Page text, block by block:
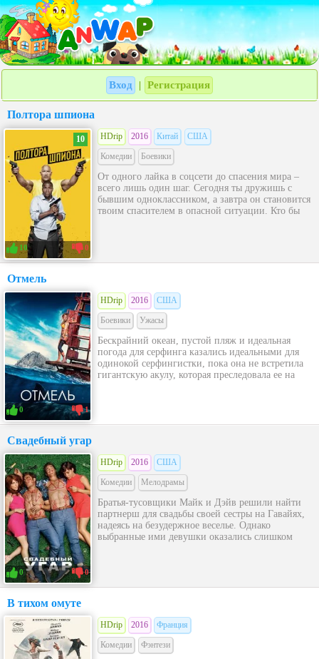
Вход Регистрация
Полтора шпиона
10
10 0
HDrip 2016 Китай
США
Комедии
Боевики
От одного лайка в соцсети до спасения мира –
всего лишь один шаг. Сегодня ты дружишь с
бывшим одноклассником, а завтра он становится
твоим спасителем в опасной ситуации. Кто бы
Отмель
0 1
HDrip 2016
США
Боевики
Ужасы
Бескрайний океан, пустой пляж и идеальная
погода для серфинга казались идеальными для
одинокой серфингистки, пока она не встретила
гигантскую акулу, которая преследовала ее на
Свадебный угар
0 0
HDrip 2016
США
Комедии
Мелодрамы
Братья-тусовщики Майк и Дэйв решили найти
партнерш для свадьбы своей сестры на Гавайях,
надеясь на безудержное веселье. Однако
выбранные ими девушки оказались слишком
В тихом омуте
HDrip 2016
Франция
Комедии
Фэнтези